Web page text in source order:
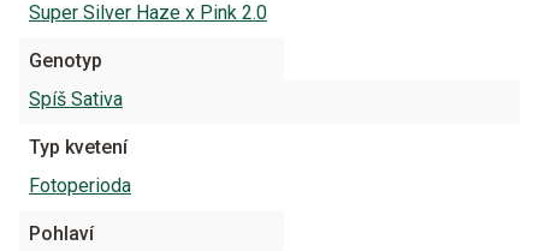
Super Silver Haze x Pink 2.0
Genotyp
Spíš Sativa
Typ kvetení
Fotoperioda
Pohlaví